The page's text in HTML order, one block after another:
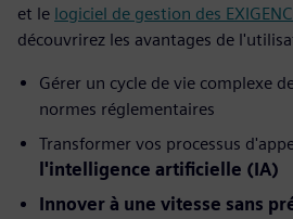
et le logiciel de gestion des
découvrirez les avantages de
Gérer un cycle de vie complexe
normes réglementaires
Transformer vos processus
l'intelligence artificielle (IA)
Innover à une vitesse sans